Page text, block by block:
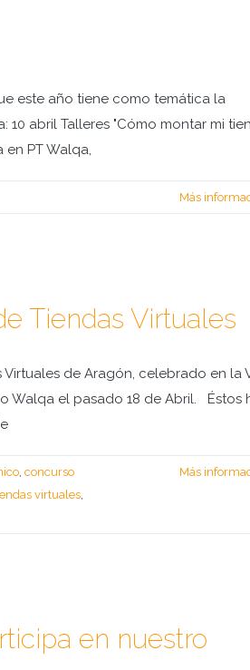
este año tiene como temática la
10 abril Talleres "Cómo montar mi
en PT Walqa,
Más
Tiendas Virtuales
de Aragón, celebrado en la
Walqa el pasado 18 de Abril. Éstos
, concurso
virtuales,
Más
en nuestro